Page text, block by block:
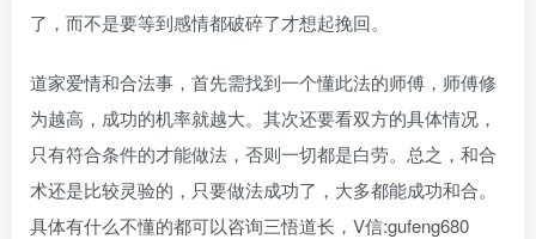
了，而不是要等到感情都破碎了才想起挽回。
道家爱情和合法事，首先需找到一个懂此法的师傅，师傅修
为越高，成功的机率就越大。其次还要看双方的具体情况，
只有符合条件的才能做法，否则一切都是白劳。总之，和合
术还是比较灵验的，只要做法成功了，大多都能成功和合。
具体有什么不懂的都可以咨询三悟道长，V信:gufeng680​​​​